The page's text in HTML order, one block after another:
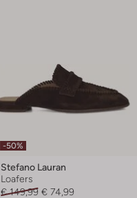
-50%
Stefano Lauran
Loafers
€ 149,99 € 74,99